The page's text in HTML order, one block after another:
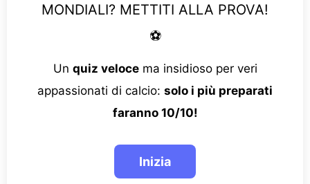
MONDIALI? METTITI ALLA PROVA!
⚽
Un quiz velocema insidioso per veri
appassionati di calcio: solo i più preparati
faranno 10/10!